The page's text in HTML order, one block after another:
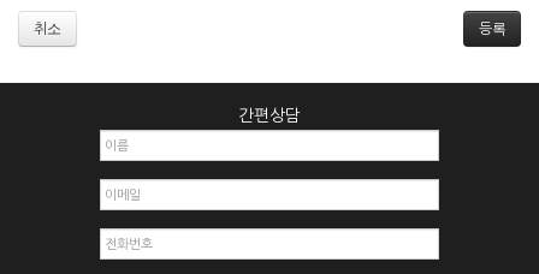
거절하거나 취소할 수 있으며, 실명으로 등록하지 않은 자의 일
2. 개인정보를 허위로 기재하여 신청할 경우
3. 경쟁 관게에 있는 이용자가 신청할 경우
4. 타인의 서비스 이용을 방해하거나, 정보를 도용한 경우
6. 이용자가 영업활동 또는 부정한 용도로 본 서비스를 이용할
7. 회사의 정보를 사전 승낙 없이 전재, 변조, 복사하여 이용하
취소
간편상담